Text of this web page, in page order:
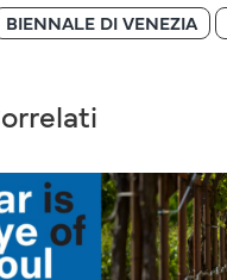
BIENNALE DI VENEZIA